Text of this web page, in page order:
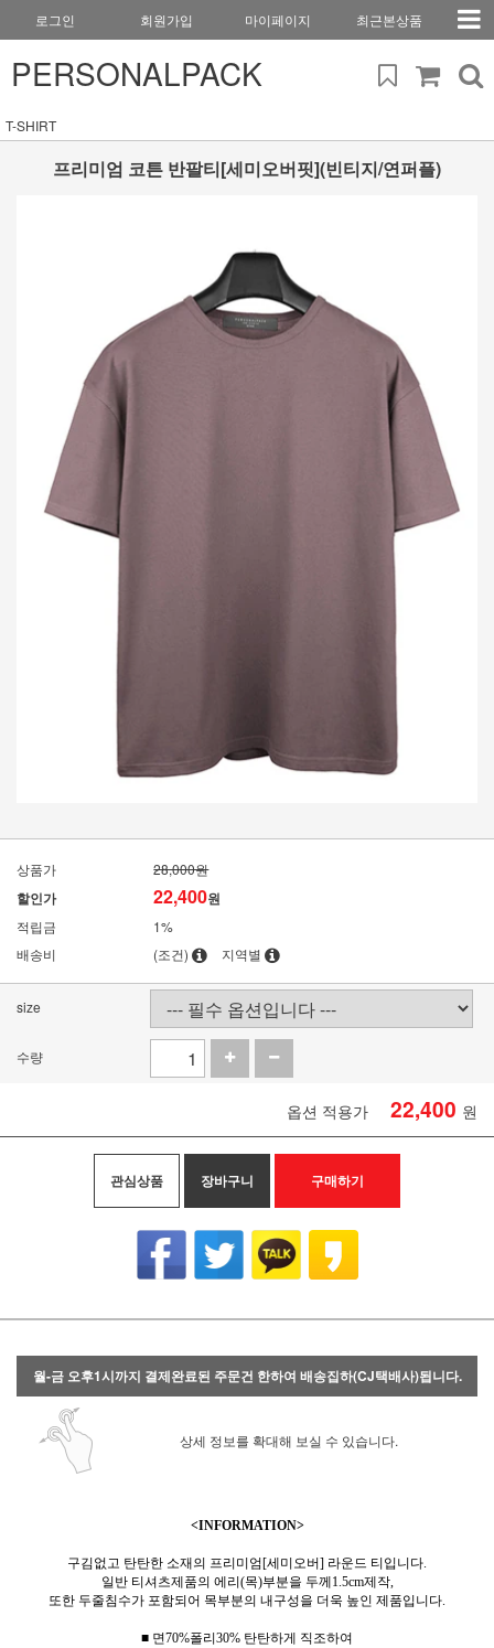
로그인 회원가입 마이페이지 최근본상품
PERSONALPACK
T-SHIRT
프리미엄 코튼 반팔티[세미오버핏](빈티지/연퍼플)
상품가 28,000원
할인가 22,400원
적립금
1%
배송비
(조건) 지역별
size
수량
옵션 적용가 22,400 원
관심상품 장바구니 구매하기
월-금 오후1시까지 결제완료된 주문건 한하여 배송집하(CJ택배사)됩니다.
상세 정보를 확대해 보실 수 있습니다.
<INFORMATION>
구김없고 탄탄한 소재의 프리미엄[세미오버] 라운드 티입니다.
일반 티셔츠제품의 에리(목)부분을 두께1.5cm제작,
또한 두줄침수가 포함되어 목부분의 내구성을 더욱 높인 제품입니다.
■ 면70%폴리30% 탄탄하게 직조하여